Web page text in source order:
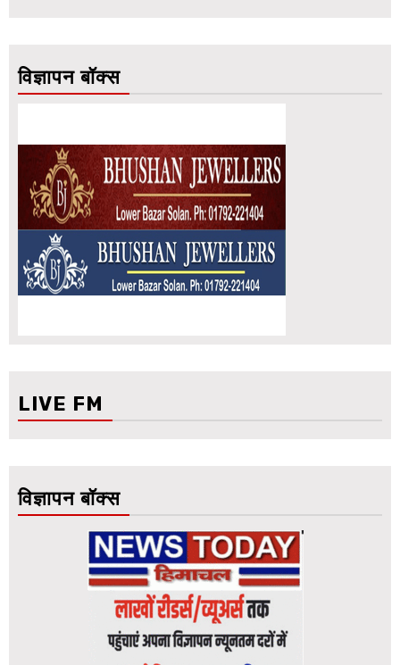
विज्ञापन बॉक्स
LIVE FM
विज्ञापन बॉक्स